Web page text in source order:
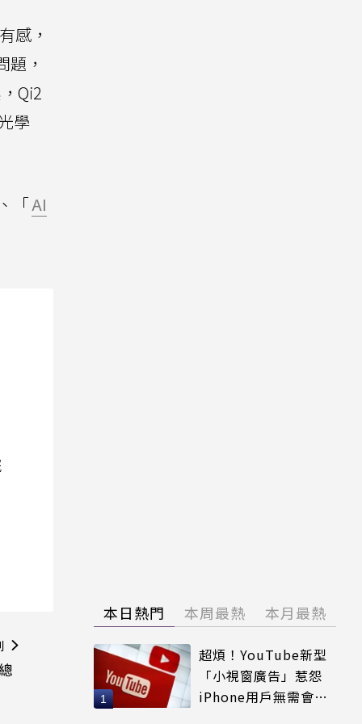
感，
題，
Qi2
學
「AI
本日熱門 本周最熱 本月最熱
超煩！YouTube新型
「小視窗廣告」惹怨
iPhone用戶無需會員